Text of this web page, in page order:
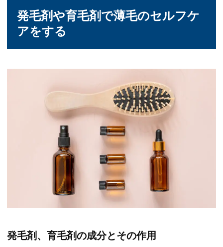
発毛剤や育毛剤で薄毛のセルフケ
アをする
発毛剤、育毛剤の成分とその作用